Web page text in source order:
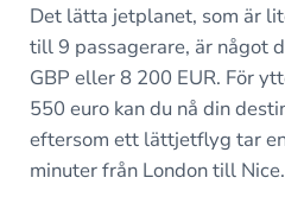
Det lätta jetplanet, som är
till 9 passagerare, är något
GBP eller 8 200 EUR. För
550 euro kan du nå din
eftersom ett lättjetflyg tar
minuter från London till Nice.